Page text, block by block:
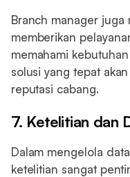
Branch manager
memberikan
memahami
solusi yang tepat
reputasi cabang.
7. Ketelitian dan
Dalam mengelola
ketelitian sangat